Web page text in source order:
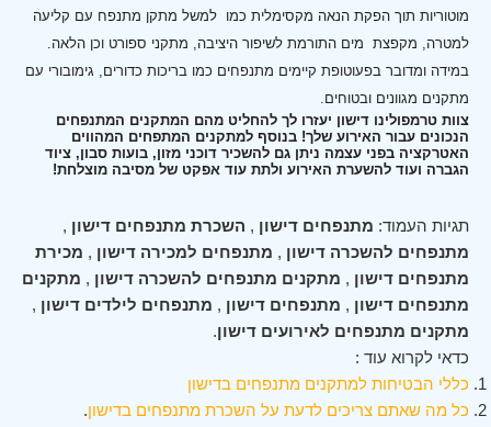
מוטוריות תוך הפקת הנאה מקסימלית כמו למשל מתקן מתנפח עם קליעה
למטרה, מקפצת מים התורמת לשיפור היציבה, מתקני ספורט וכן הלאה.
במידה ומדובר בפעוטופת קיימים מתנפחים כמו בריכות כדורים, גימובורי עם
מתקנים מגוונים ובטוחים.
צוות טרמפולינו דישון יעזרו לך להחליט מהם המתקנים המתנפחים
הנכונים עבור האירוע שלך! בנוסף למתקנים המתפחים המהווים
האטרקציה בפני עצמה ניתן גם להשכיר דוכני מזון, בועות סבון, ציוד
הגברה ועוד להשערת האירוע ולתת עוד אפקט של מסיבה מוצלחת!
תגיות העמוד: מתנפחים דישון , השכרת מתנפחים דישון ,
מתנפחים להשכרה דישון , מתנפחים למכירה דישון , מכירת
מתנפחים דישון , מתקנים מתנפחים להשכרה דישון , מתקנים
מתנפחים דישון , מתנפחים דישון , מתנפחים לילדים דישון ,
מתקנים מתנפחים לאירועים דישון.
כדאי לקרוא עוד :
כללי הבטיחות למתקנים מתנפחים בדישון
כל מה שאתם צריכים לדעת על השכרת מתנפחים בדישון.